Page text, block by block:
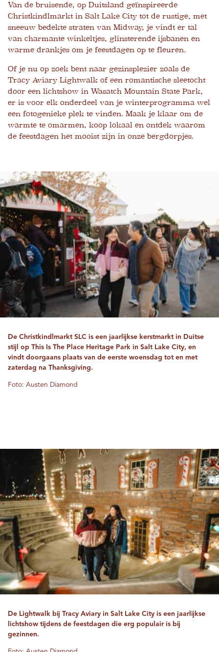
Van de bruisende, op Duitsland geïnspireerde
Christkindlmarkt in Salt Lake City tot de rustige, met
sneeuw bedekte straten van Midway, je vindt er tal
van charmante winkeltjes, glinsterende ijsbanen en
warme drankjes om je feestdagen op te fleuren.
Of je nu op zoek bent naar gezinsplezier zoals de
Tracy Aviary Lightwalk of een romantische sleetocht
door een lichtshow in Wasatch Mountain State Park,
er is voor elk onderdeel van je winterprogramma wel
een fotogenieke plek te vinden. Maak je klaar om de
warmte te omarmen, koop lokaal en ontdek waarom
de feestdagen het mooist zijn in onze bergdorpjes.
De Christkindlmarkt SLC is een jaarlijkse kerstmarkt in Duitse
stijl op This Is The Place Heritage Park in Salt Lake City, en
vindt doorgaans plaats van de eerste woensdag tot en met
zaterdag na Thanksgiving.
Foto: Austen Diamond
De Lightwalk bij Tracy Aviary in Salt Lake City is een jaarlijkse
lichtshow tijdens de feestdagen die erg populair is bij
gezinnen.